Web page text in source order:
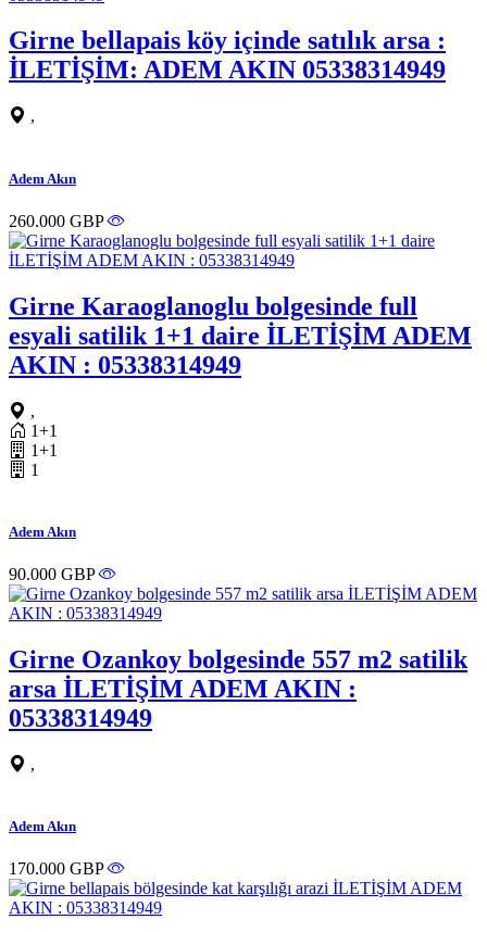
Girne bellapais köy içinde satılık arsa :
İLETİŞİM: ADEM AKIN 05338314949
,
Adem Akın
260.000 GBP
Girne Karaoglanoglu bolgesinde full
esyali satilik 1+1 daire İLETİŞİM ADEM
AKIN : 05338314949
,
1+1
1+1
1
Adem Akın
90.000 GBP
Girne Ozankoy bolgesinde 557 m2 satilik
arsa İLETİŞİM ADEM AKIN :
05338314949
,
Adem Akın
170.000 GBP